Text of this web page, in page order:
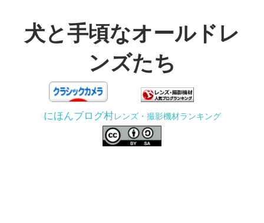
テ犬と手頃なオールドレ
ンズたち
にほんブログ村レンズ・撮影機材ランキング